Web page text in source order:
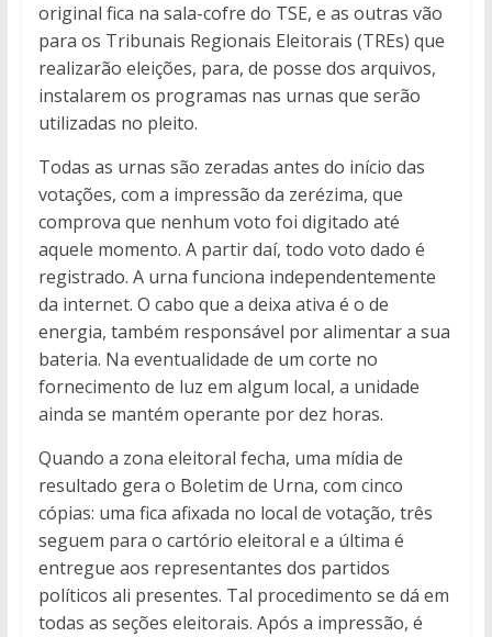
original fica na sala-cofre do TSE, e as outras vão
para os Tribunais Regionais Eleitorais (TREs) que
realizarão eleições, para, de posse dos arquivos,
instalarem os programas nas urnas que serão
utilizadas no pleito.
Todas as urnas são zeradas antes do início das
votações, com a impressão da zerézima, que
comprova que nenhum voto foi digitado até
aquele momento. A partir daí, todo voto dado é
registrado. A urna funciona independentemente
da internet. O cabo que a deixa ativa é o de
energia, também responsável por alimentar a sua
bateria. Na eventualidade de um corte no
fornecimento de luz em algum local, a unidade
ainda se mantém operante por dez horas.
Quando a zona eleitoral fecha, uma mídia de
resultado gera o Boletim de Urna, com cinco
cópias: uma fica afixada no local de votação, três
seguem para o cartório eleitoral e a última é
entregue aos representantes dos partidos
políticos ali presentes. Tal procedimento se dá em
todas as seções eleitorais. Após a impressão, é